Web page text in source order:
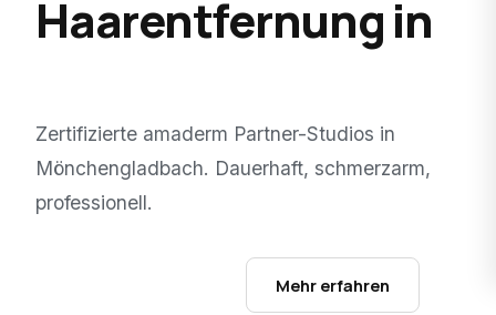
Haarentfernung in
Mönchengladbach
Zertifizierte amaderm Partner-Studios in
Mönchengladbach. Dauerhaft, schmerzarm,
professionell.
Mehr erfahren